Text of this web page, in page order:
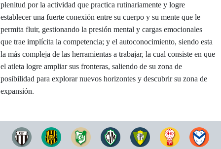
plenitud por la actividad que practica rutinariamente y logre
establecer una fuerte conexión entre su cuerpo y su mente que le
permita fluir, gestionando la presión mental y cargas emocionales
que trae implícita la competencia; y el autoconocimiento, siendo esta
la más compleja de las herramientas a trabajar, la cual consiste en que
el atleta logre ampliar sus fronteras, saliendo de su zona de
posibilidad para explorar nuevos horizontes y descubrir su zona de
expansión.